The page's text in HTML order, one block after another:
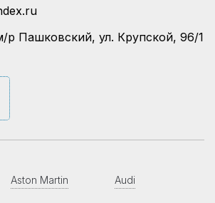
р Пашковский, ул. Крупской, 96/1
Aston Martin Audi